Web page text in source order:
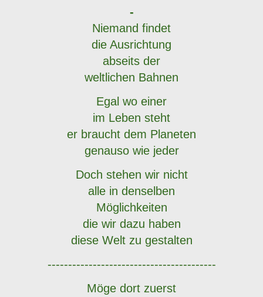
-
Niemand findet
die Ausrichtung
abseits der
weltlichen Bahnen
Egal wo einer
im Leben steht
er braucht dem Planeten
genauso wie jeder
Doch stehen wir nicht
alle in denselben
Möglichkeiten
die wir dazu haben
diese Welt zu gestalten
-----------------------------------------
Möge dort zuerst